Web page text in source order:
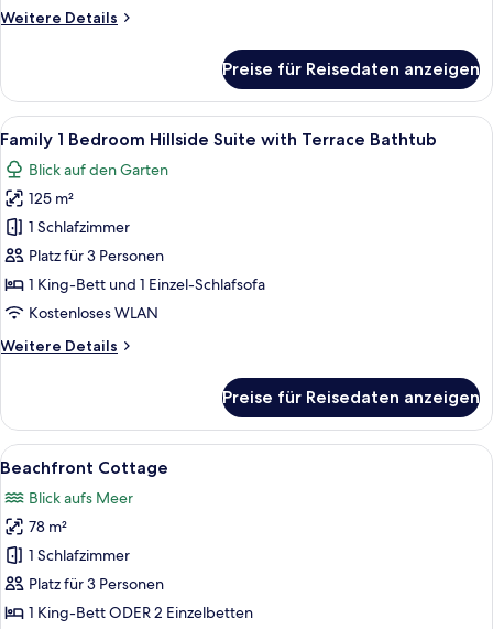
Weitere Details
Weitere
Garden
View
Preise für Reisedaten anzeigen
Alle
Fotos
für
Family
Bedroom
Hillside
Suite
Terrace
Ein Balkon mit Blick auf das Meer
17
Family 1 Bedroom Hillside Suite with Terrace Bathtub
Blick auf den Garten
125 m²
1 Schlafzimmer
Platz für 3 Personen
1 King-Bett und 1 Einzel-Schlafsofa
Kostenloses WLAN
Weitere Details
Weitere
1
Bedroom
Hillside
with
Terrace
Bathtub
Preise für Reisedaten anzeigen
Alle
Fotos
für
Beachfront
Cottage
anzeigen
Eine Strandimmobilie mit Balkon
22
Beachfront Cottage
Blick aufs Meer
78 m²
1 Schlafzimmer
Platz für 3 Personen
1 King-Bett ODER 2 Einzelbetten